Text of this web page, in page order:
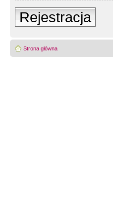
Rejestracja
Strona główna